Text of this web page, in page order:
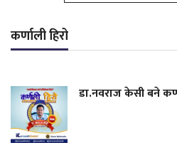
कर्णाली हिरो
डा.नवराज केसी बने